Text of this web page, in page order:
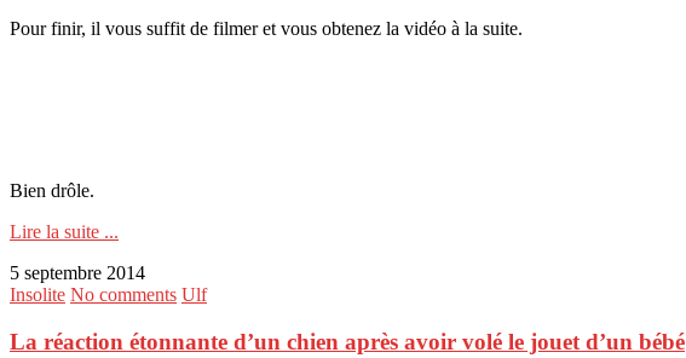
Pour finir, il vous suffit de filmer et vous obtenez la vidéo à la suite.
Bien drôle.
Lire la suite ...
5 septembre 2014
Insolite No comments Ulf
La réaction étonnante d’un chien après avoir volé le jouet d’un bébé